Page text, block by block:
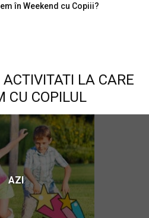
în Weekend cu Copiii?
LA CARE
CU COPILUL
AZI